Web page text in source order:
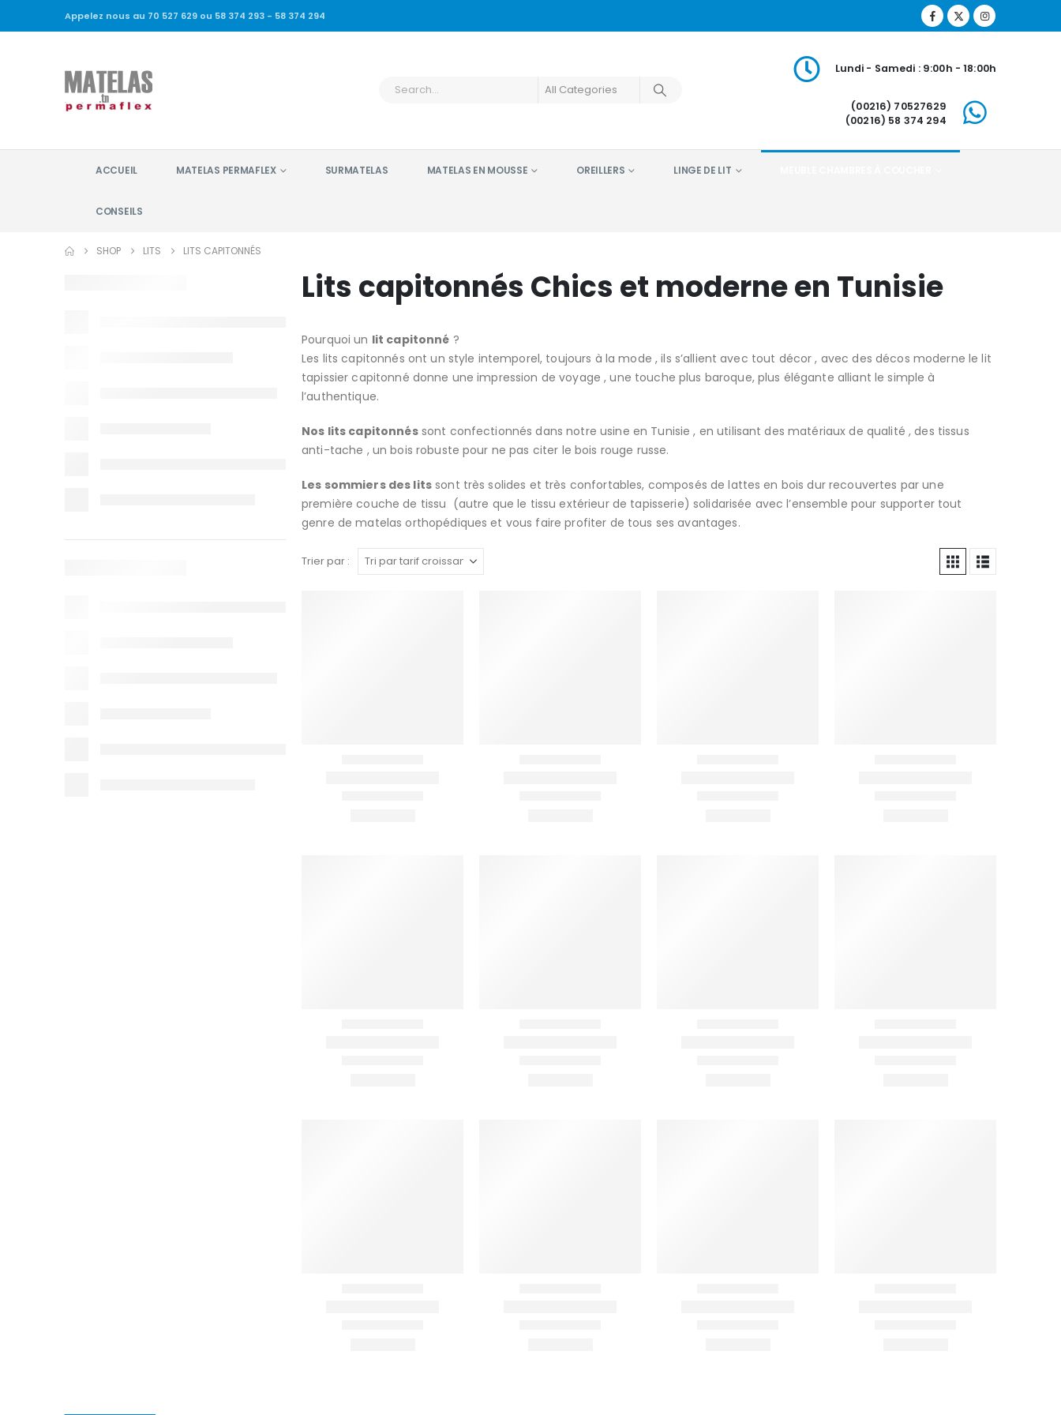
Appelez nous au 70 527 629 ou 58 374 293 - 58 374 294
Lundi - Samedi : 9:00h - 18:00h
(00216) 70527629
(00216) 58 374 294
ACCUEIL MATELAS PERMAFLEX SURMATELAS MATELAS EN MOUSSE OREILLERS LINGE DE LIT
CONSEILS
SHOP LITS LITS CAPITONNÉS
Lits capitonnés Chics et moderne en Tunisie
Pourquoi un lit capitonné ?
Les lits capitonnés ont un style intemporel, toujours à la mode , ils s’allient avec tout décor , avec des décos moderne le lit
tapissier capitonné donne une impression de voyage , une touche plus baroque, plus élégante alliant le simple à
l’authentique.
Nos lits capitonnéssont confectionnés dans notre usine en Tunisie , en utilisant des matériaux de qualité , des tissus
anti-tache , un bois robuste pour ne pas citer le bois rouge russe.
Les sommiers des litssont très solides et très confortables, composés de lattes en bois dur recouvertes par une
première couche de tissu (autre que le tissu extérieur de tapisserie) solidarisée avec l’ensemble pour supporter tout
genre de matelas orthopédiques et vous faire profiter de tous ses avantages.
Trier par :